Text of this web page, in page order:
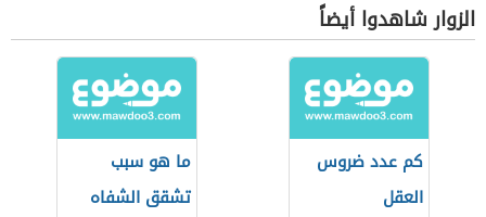
الزوار شاهدوا أيضاً
كم عدد ضروس
العقل
ما هو سبب
تشقق الشفاه